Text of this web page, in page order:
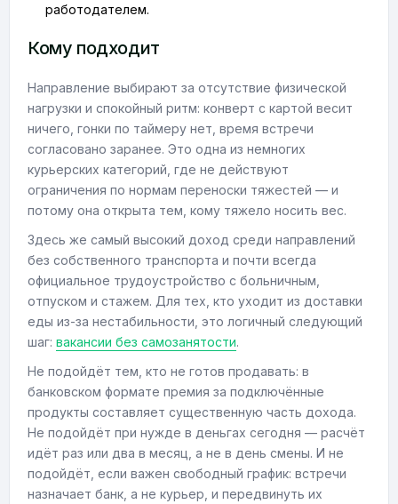
работодателем.
Кому подходит
Направление выбирают за отсутствие физической
нагрузки и спокойный ритм: конверт с картой весит
ничего, гонки по таймеру нет, время встречи
согласовано заранее. Это одна из немногих
курьерских категорий, где не действуют
ограничения по нормам переноски тяжестей — и
потому она открыта тем, кому тяжело носить вес.
Здесь же самый высокий доход среди направлений
без собственного транспорта и почти всегда
официальное трудоустройство с больничным,
отпуском и стажем. Для тех, кто уходит из доставки
еды из-за нестабильности, это логичный следующий
шаг: вакансии без самозанятости.
Не подойдёт тем, кто не готов продавать: в
банковском формате премия за подключённые
продукты составляет существенную часть дохода.
Не подойдёт при нужде в деньгах сегодня — расчёт
идёт раз или два в месяц, а не в день смены. И не
подойдёт, если важен свободный график: встречи
назначает банк, а не курьер, и передвинуть их